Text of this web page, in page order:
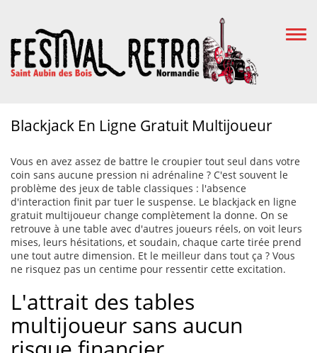
Blackjack En Ligne Gratuit Multijoueur
Vous en avez assez de battre le croupier tout seul dans votre
coin sans aucune pression ni adrénaline ? C'est souvent le
problème des jeux de table classiques : l'absence
d'interaction finit par tuer le suspense. Le blackjack en ligne
gratuit multijoueur change complètement la donne. On se
retrouve à une table avec d'autres joueurs réels, on voit leurs
mises, leurs hésitations, et soudain, chaque carte tirée prend
une tout autre dimension. Et le meilleur dans tout ça ? Vous
ne risquez pas un centime pour ressentir cette excitation.
L'attrait des tables
multijoueur sans aucun